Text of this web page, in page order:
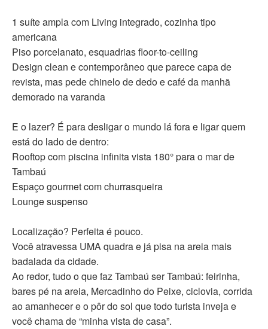
1 suíte ampla com Living integrado, cozinha tipo
americana
Piso porcelanato, esquadrias floor-to-ceiling
Design clean e contemporâneo que parece capa de
revista, mas pede chinelo de dedo e café da manhã
demorado na varanda
E o lazer? É para desligar o mundo lá fora e ligar quem
está do lado de dentro:
Rooftop com piscina infinita vista 180° para o mar de
Tambaú
Espaço gourmet com churrasqueira
Lounge suspenso
Localização? Perfeita é pouco.
Você atravessa UMA quadra e já pisa na areia mais
badalada da cidade.
Ao redor, tudo o que faz Tambaú ser Tambaú: feirinha,
bares pé na areia, Mercadinho do Peixe, ciclovia, corrida
ao amanhecer e o pôr do sol que todo turista inveja e
você chama de “minha vista de casa”.